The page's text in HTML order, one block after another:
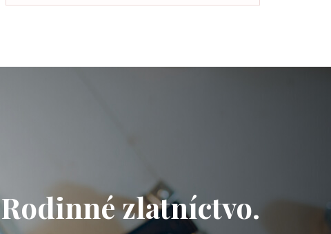
Rodinné zlatníctvo.